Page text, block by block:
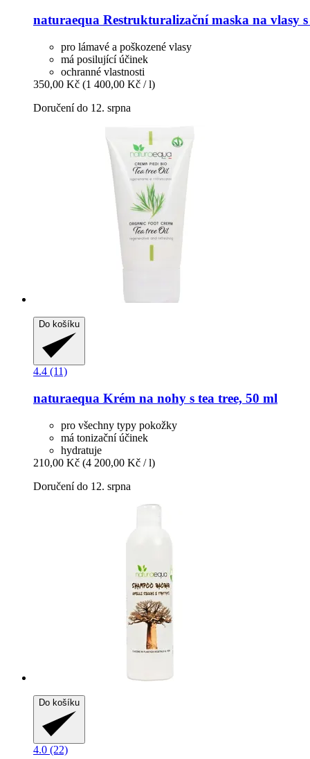
naturaequa Restrukturalizační maska na vlasy
pro lámavé a poškozené vlasy
má posilující účinek
ochranné vlastnosti
350,00 Kč (1 400,00 Kč / l)
Doručení do 12. srpna
Do košíku
4.4 (11)
naturaequa Krém na nohy s tea tree, 50 ml
pro všechny typy pokožky
má tonizační účinek
hydratuje
210,00 Kč (4 200,00 Kč / l)
Doručení do 12. srpna
Do košíku
4.0 (22)